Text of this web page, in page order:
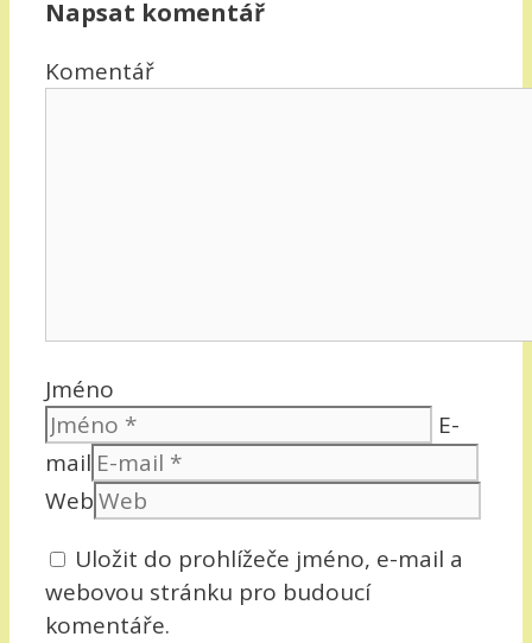
Napsat komentář
Komentář
Jméno
E-
mail
Web
Uložit do prohlížeče jméno, e-mail a
webovou stránku pro budoucí
komentáře.